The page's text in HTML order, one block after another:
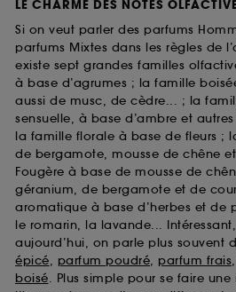
LE CHARME DES NOTES
Si on veut parler des parfums
parfums Mixtes dans les règles de
existe sept grandes familles
à base d’agrumes ; la famille
aussi de musc, de cèdre... ; la
sensuelle, à base d’ambre et
la famille florale à base de fleurs ;
de bergamote, mousse de chêne
Fougère à base de mousse de
géranium, de bergamote et de
aromatique à base d’herbes et de
le romarin, la lavande...
aujourd’hui, on parle plus souvent
épicé, parfum poudré, parfum frais,
boisé. Plus simple pour se faire